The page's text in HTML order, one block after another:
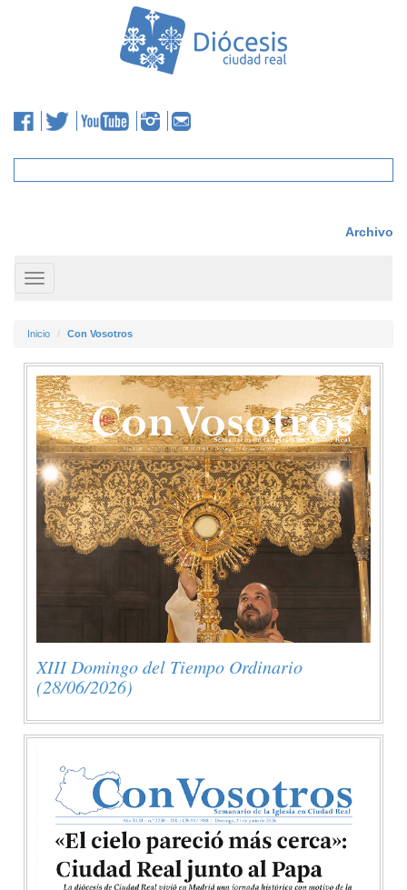
Archivo
Toggle
navigation
Inicio Con Vosotros
XIII Domingo del Tiempo Ordinario
(28/06/2026)